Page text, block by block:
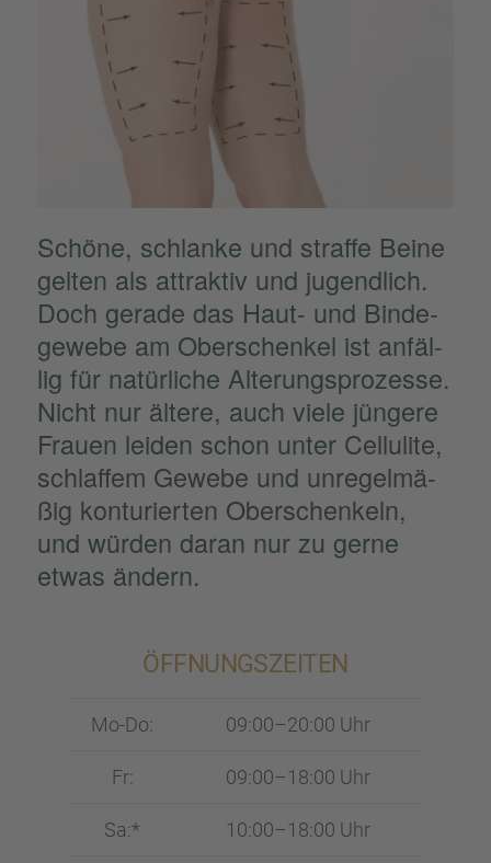
Schöne, schlanke und straffe Beine
gelten als attrak­tiv und jugend­lich.
Doch gerade das Haut- und Binde­
ge­webe am Oberschen­kel ist anfäl­
lig für natür­li­che Alterungs­pro­zesse.
Nicht nur ältere, auch viele jüngere
Frauen leiden schon unter Cellu­lite,
schlaf­fem Gewebe und unregel­mä­
ßig kontu­rier­ten Oberschen­keln,
und würden daran nur zu gerne
etwas ändern.
ÖFFNUNGS­ZEI­TEN
Mo-Do: 09:00–20:00 Uhr
Fr: 09:00–18:00 Uhr
Sa:* 10:00–18:00 Uhr